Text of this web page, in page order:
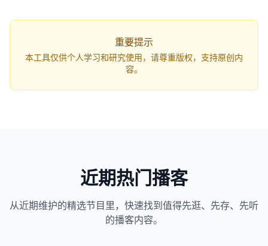
重要提示
本工具仅供个人学习和研究使用，请尊重版权，支持原创内
容。
近期热门播客
从近期维护的精选节目里，快速找到值得先逛、先存、先听
的播客内容。